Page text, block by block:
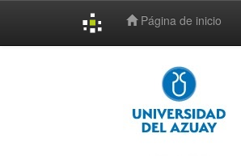
Página de inicio